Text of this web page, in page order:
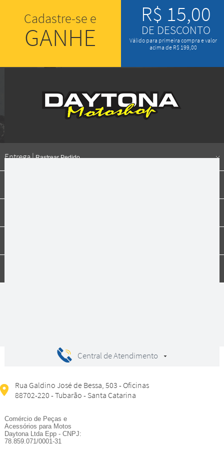
Cadastre-se e
GANHE
R$ 15,00
DE DESCONTO
Válido para primeira compra e valor
acima de R$ 199,00
Entrega |Rastrear Pedido
Central de Atendimento
Rua Galdino José de Bessa, 503 - Oficinas
88702-220 - Tubarão - Santa Catarina
Comércio de Peças e
Acessórios para Motos
Daytona Ltda Epp - CNPJ:
78.859.071/0001-31